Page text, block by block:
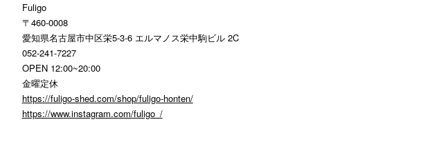
Fuligo
〒460-0008
愛知県名古屋市中区栄5-3-6 エルマノス栄中駒ビル 2C
052-241-7227
OPEN 12:00~20:00
金曜定休
https://fuligo-shed.com/shop/fuligo-honten/
https://www.instagram.com/fuligo_/